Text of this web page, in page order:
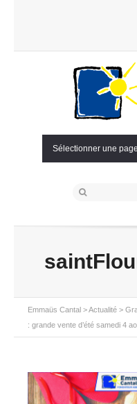
Sélectionner une page
Emmaüs Cantal >Actualité >
: grande vente d’été samedi 4